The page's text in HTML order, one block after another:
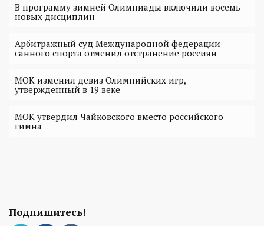
В программу зимней Олимпиады включили восемь
новых дисциплин
Арбитражный суд Международной федерации
санного спорта отменил отстранение россиян
МОК изменил девиз Олимпийских игр,
утвержденный в 19 веке
МОК утвердил Чайковского вместо российского
гимна
Подпишитесь!